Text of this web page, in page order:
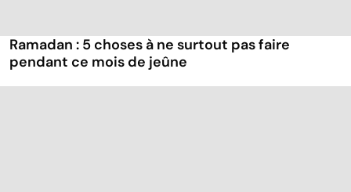
Ramadan : 5 choses à ne surtout pas faire
pendant ce mois de jeûne